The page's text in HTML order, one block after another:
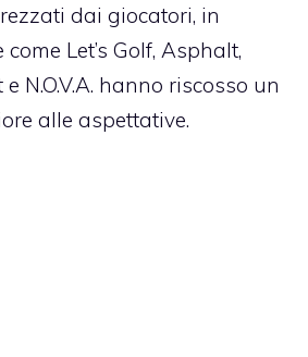
dai giocatori, in
Let’s Golf, Asphalt,
N.O.V.A. hanno riscosso un
alle aspettative.